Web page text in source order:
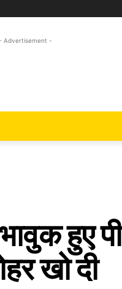
Advertisement -
हुए
खो दी